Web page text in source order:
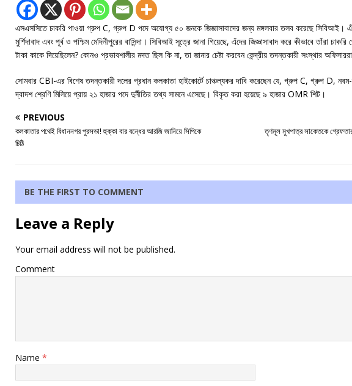
এসএসসিতে চাকরি পাওয়া গ্রুপ C, গ্রুপ D পদে অযোগ্য ৫০ জনকে জিজ্ঞাসাবাদের জন্য মঙ্গলবার তলব করেছে সিবিআই।
মুর্শিদাবাদ এবং পূর্ব ও পশ্চিম মেদিনীপুরের বাসিন্দা। সিবিআই সূত্রে জানা গিয়েছে, এঁদের জিজ্ঞাসাবাদ করে কীভাবে তাঁরা
টাকা কাকে দিয়েছিলেন? কোনও প্রভাবশালীর মদত ছিল কি না, তা জানার চেষ্টা করবেন কেন্দ্রীয় তদন্তকারী সংস্থার
সোমবার CBI-এর বিশেষ তদন্তকারী দলের প্রধান কলকাতা হাইকোর্টে চাঞ্চল্যকর দাবি করেছেন যে, গ্রুপ C, গ্রুপ D,
দ্বাদশ শ্রেণি মিলিয়ে প্রায় ২১ হাজার পদে দুর্নীতির তথ্য সামনে এসেছে। বিকৃত করা হয়েছে ৯ হাজার OMR শিট।
PREVIOUS
কলকাতার পথেই বিধাননগর পুরসভা! হুক্কা বার বন্ধের আরজি জানিয়ে সিপিকে
চিঠি
তৃণমূল মুখপাত্র সাকেতকে
BE THE FIRST TO COMMENT
Leave a Reply
Your email address will not be published.
Comment
Name *